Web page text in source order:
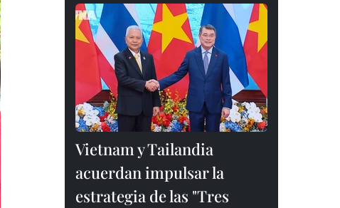
Vietnam y Tailandia
acuerdan impulsar la
estrategia de las "Tres